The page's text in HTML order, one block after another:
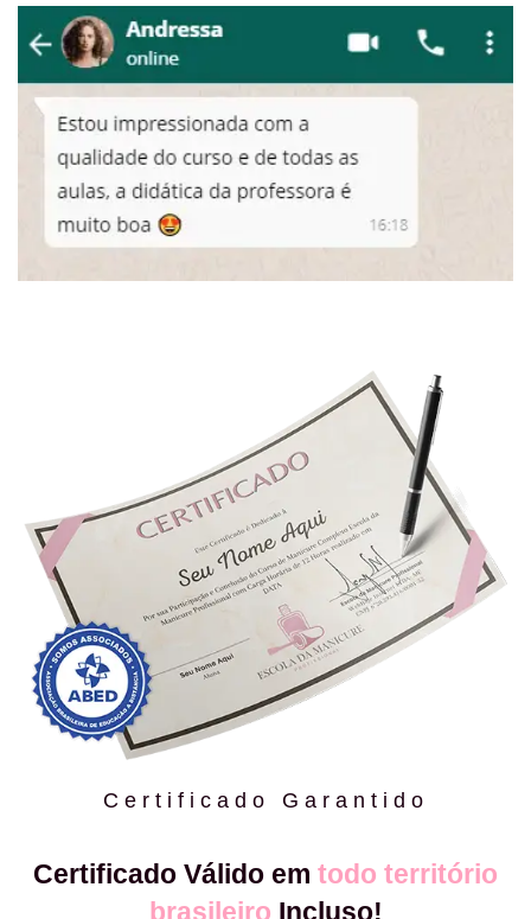
Certificado Garantido
Certificado Válido em todo território
brasileiro Incluso!